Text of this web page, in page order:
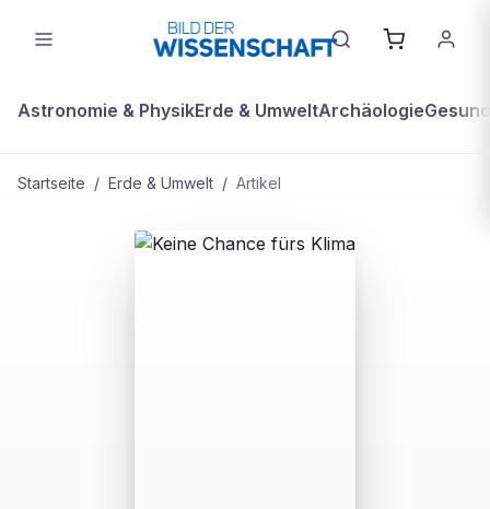
Astronomie & PhysikErde & UmweltArchäologie
Startseite / Erde & Umwelt / Artikel